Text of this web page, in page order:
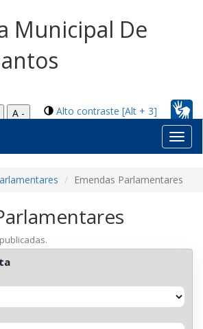
Municipal De
Alto contraste [Alt + 3]
A -
Emendas Parlamentares